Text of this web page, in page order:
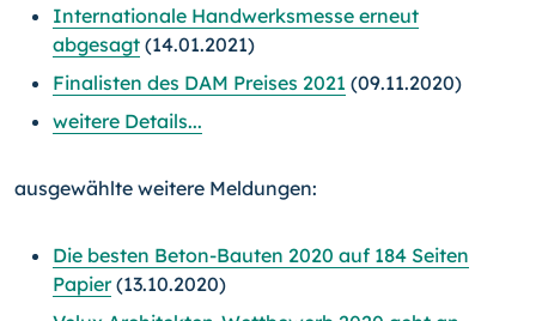
Internationale Handwerksmesse erneut
abgesagt (14.01.2021)
Finalisten des DAM Preises 2021 (09.11.2020)
weitere Details...
ausgewählte weitere Meldungen:
Die besten Beton-Bauten 2020 auf 184 Seiten
Papier(13.10.2020)